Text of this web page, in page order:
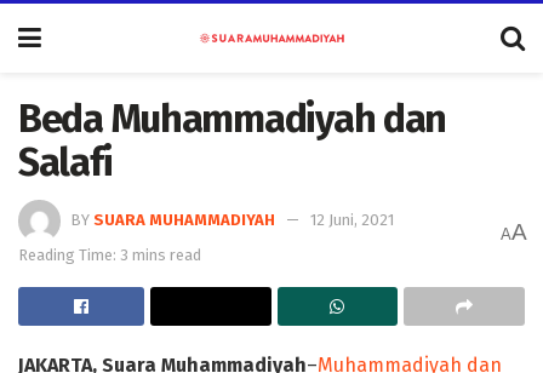
Beda Muhammadiyah dan
Salafi
BY SUARA MUHAMMADIYAH
12 Juni, 2021
Reading Time: 3 mins read
AA
JAKARTA, Suara Muhammadiyah–Muhammadiyah dan